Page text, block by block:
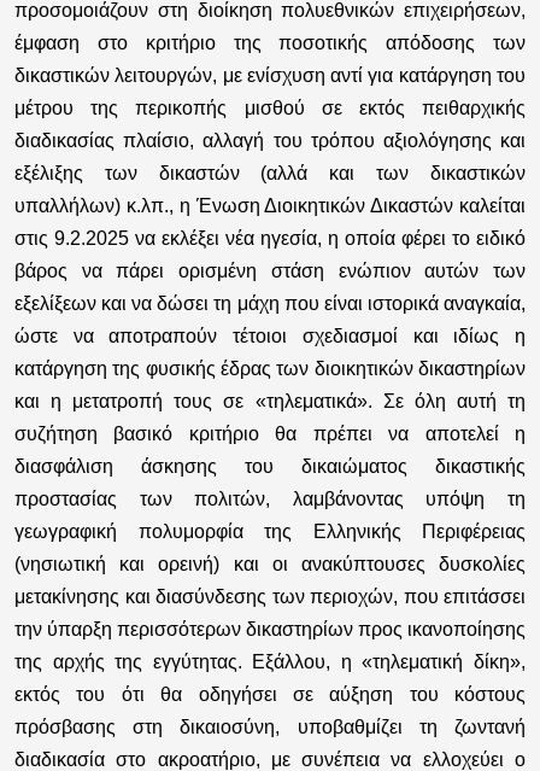
προσομοιάζουν στη διοίκηση πολυεθνικών επιχειρήσεων,
έμφαση στο κριτήριο της ποσοτικής απόδοσης των
δικαστικών λειτουργών, με ενίσχυση αντί για κατάργηση του
μέτρου της περικοπής μισθού σε εκτός πειθαρχικής
διαδικασίας πλαίσιο, αλλαγή του τρόπου αξιολόγησης και
εξέλιξης των δικαστών (αλλά και των δικαστικών
υπαλλήλων) κ.λπ., η Ένωση Διοικητικών Δικαστών καλείται
στις 9.2.2025 να εκλέξει νέα ηγεσία, η οποία φέρει το ειδικό
βάρος να πάρει ορισμένη στάση ενώπιον αυτών των
εξελίξεων και να δώσει τη μάχη που είναι ιστορικά αναγκαία,
ώστε να αποτραπούν τέτοιοι σχεδιασμοί και ιδίως η
κατάργηση της φυσικής έδρας των διοικητικών δικαστηρίων
και η μετατροπή τους σε «τηλεματικά». Σε όλη αυτή τη
συζήτηση βασικό κριτήριο θα πρέπει να αποτελεί η
διασφάλιση άσκησης του δικαιώματος δικαστικής
προστασίας των πολιτών, λαμβάνοντας υπόψη τη
γεωγραφική πολυμορφία της Ελληνικής Περιφέρειας
(νησιωτική και ορεινή) και οι ανακύπτουσες δυσκολίες
μετακίνησης και διασύνδεσης των περιοχών, που επιτάσσει
την ύπαρξη περισσότερων δικαστηρίων προς ικανοποίησης
της αρχής της εγγύτητας. Εξάλλου, η «τηλεματική δίκη»,
εκτός του ότι θα οδηγήσει σε αύξηση του κόστους
πρόσβασης στη δικαιοσύνη, υποβαθμίζει τη ζωντανή
διαδικασία στο ακροατήριο, με συνέπεια να ελλοχεύει ο